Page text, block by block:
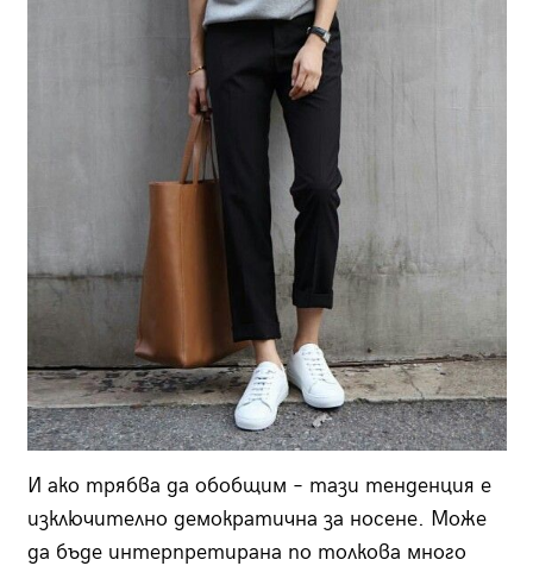
И ако трябва да обобщим – тази тенденция е
изключително демократична за носене. Може
да бъде интерпретирана по толкова много